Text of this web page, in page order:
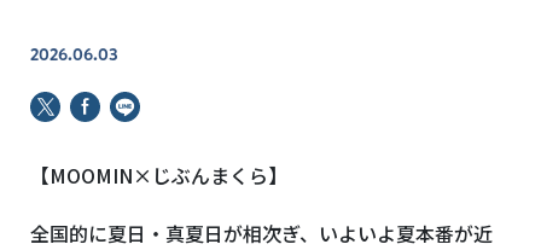
2026.06.03
【MOOMIN×じぶんまくら】
全国的に夏日・真夏日が相次ぎ、いよいよ夏本番が近